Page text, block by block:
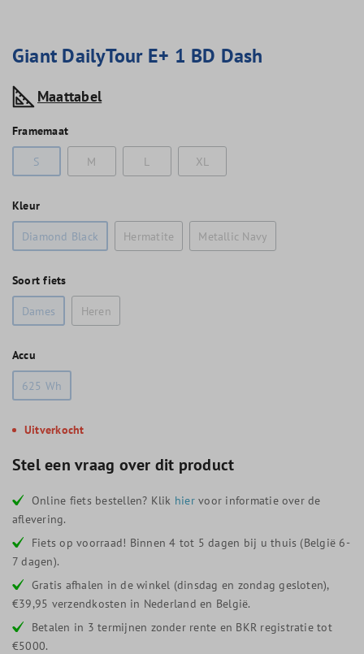
Giant DailyTour E+ 1 BD Dash
Maattabel
Framemaat
S
M L XL
Kleur
Diamond Black
Hermatite Metallic Navy
Soort fiets
Dames
Heren
Accu
625 Wh
Uitverkocht
Stel een vraag over dit product
Online fiets bestellen? Klik hiervoor informatie over de
aflevering.
Fiets op voorraad! Binnen 4 tot 5 dagen bij u thuis (België 6-
7 dagen).
Gratis afhalen in de winkel (dinsdag en zondag gesloten),
€39,95 verzendkosten in Nederland en België.
Betalen in 3 termijnen zonder rente en BKR registratie tot
€5000.